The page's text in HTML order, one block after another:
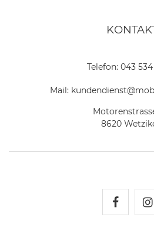
Telefon: 043 534
Mail:
8620